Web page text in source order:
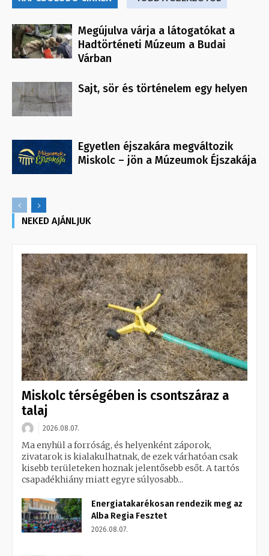
Megújulva várja a látogatókat a
Hadtörténeti Múzeum a Budai
Várban
Sajt, sör és történelem egy helyen
Egyetlen éjszakára megváltozik
Miskolc – jön a Múzeumok Éjszakája
NEKED AJÁNLJUK
Miskolc térségében is csontszáraz a
talaj
2026.08.07.
Ma enyhül a forróság, és helyenként záporok,
zivatarok is kialakulhatnak, de ezek várhatóan csak
kisebb területeken hoznak jelentősebb esőt. A tartós
csapadékhiány miatt egyre súlyosabb...
Energiatakarékosan rendezik meg az
Alba Regia Fesztet
2026.08.07.